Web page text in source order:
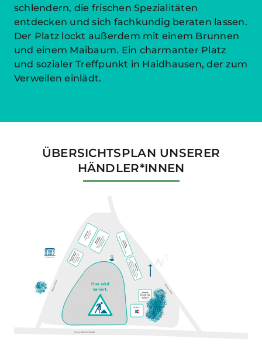
schlendern, die frischen Spezialitäten
entdecken und sich fachkundig beraten lassen.
Der Platz lockt außerdem mit einem Brunnen
und einem Maibaum. Ein charmanter Platz
und sozialer Treffpunkt in Haidhausen, der zum
Verweilen einlädt.
ÜBERSICHTSPLAN UNSERER
HÄNDLER*INNEN